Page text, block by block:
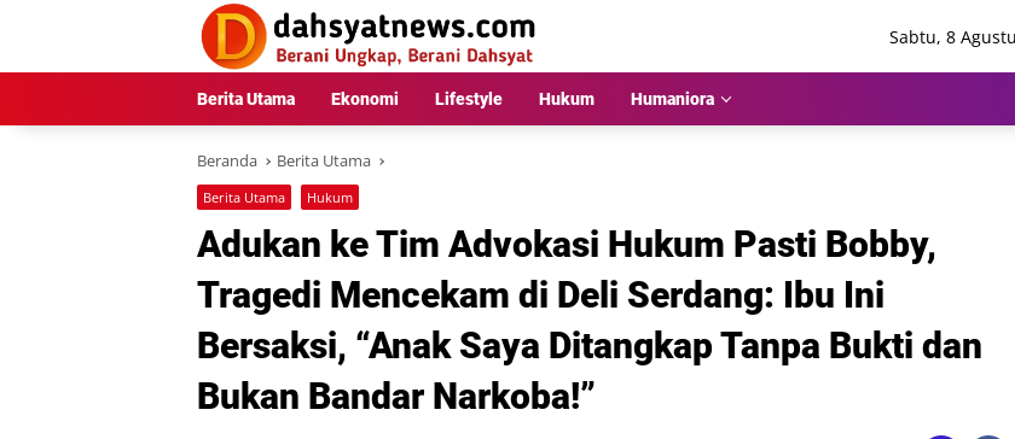
Sabtu, 8
Berita Utama Ekonomi Lifestyle Hukum Humaniora
Beranda Berita Utama
Berita Utama Hukum
Adukan ke Tim Advokasi Hukum Pasti Bobby,
Tragedi Mencekam di Deli Serdang: Ibu Ini
Bersaksi, “Anak Saya Ditangkap Tanpa Bukti dan
Bukan Bandar Narkoba!”